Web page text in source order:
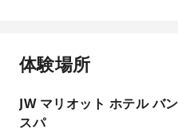
体験場所
JW マリオット ホテル バ
スパ